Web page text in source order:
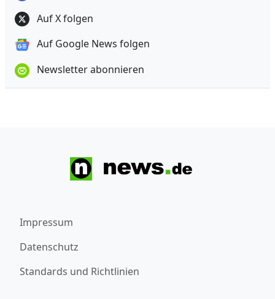
Auf X folgen
Auf Google News folgen
Newsletter abonnieren
Impressum
Datenschutz
Standards und Richtlinien